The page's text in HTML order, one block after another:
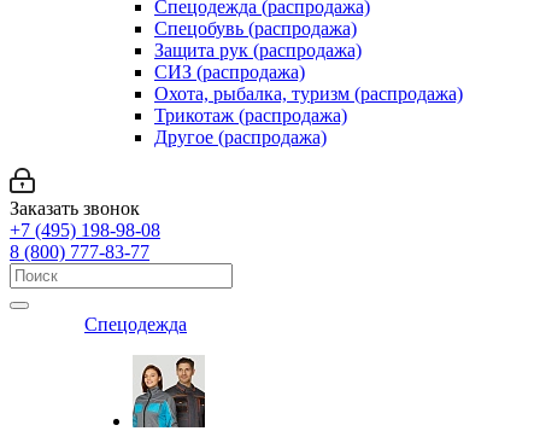
Спецодежда (распродажа)
Спецобувь (распродажа)
Защита рук (распродажа)
СИЗ (распродажа)
Охота, рыбалка, туризм (распродажа)
Трикотаж (распродажа)
Другое (распродажа)
Заказать звонок
+7 (495) 198-98-08
8 (800) 777-83-77
Спецодежда